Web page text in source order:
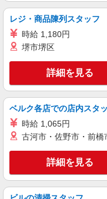
掃・な
時
神
キープ
アルバイト パート
すき家 中山駅南口店
すき
ど）
時給
神
ーセン
レジ・商品陳列スタッフ
時給 1,180円
堺市堺区
詳細を見る
ベルク各店での店内スタ
時給 1,065円
古河市・佐野市・前
詳細を見る